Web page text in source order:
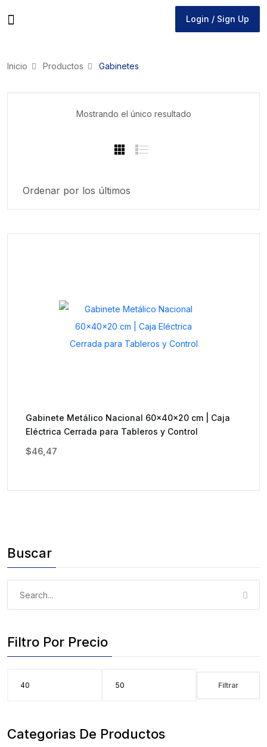
Login / Sign Up
Inicio Productos Gabinetes
Mostrando el único resultado
Gabinete Metálico Nacional 60x40x20 cm | Caja
Eléctrica Cerrada para Tableros y Control
$46,47
Buscar
Filtro Por Precio
Filtrar
Categorias De Productos